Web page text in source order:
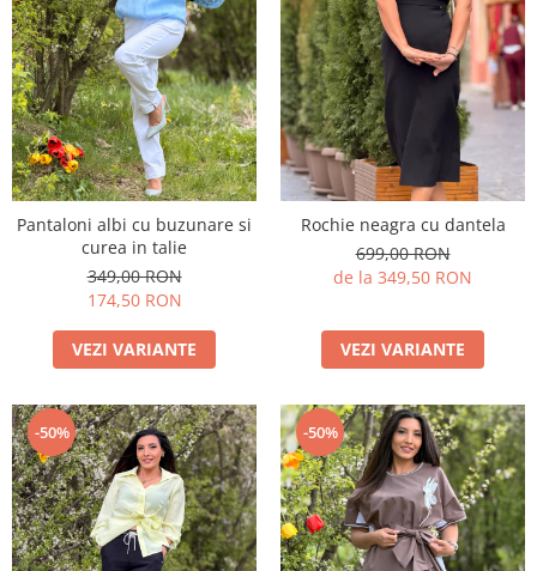
Pantaloni albi cu buzunare si
curea in talie
349,00 RON
174,50 RON
VEZI VARIANTE
Rochie neagra cu dantela
699,00 RON
de la 349,50 RON
VEZI VARIANTE
-50% -50%